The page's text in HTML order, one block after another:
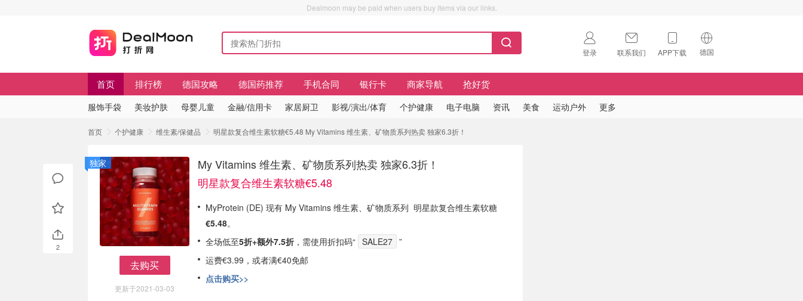
Dealmoon may be paid when users buy items via our links.
登录 联系我们 APP下载 德国
🇺🇸
首页 排行榜 德国攻略 德国药推荐 手机合同 银行卡 商家导航 抢好货
服饰手袋 美妆护肤 母婴儿童 金融/信用卡 家居厨卫 影视/演出/体育 个护健康 电子电脑 资讯 美食 运动户外 更多
首页 个护健康 维生素/保健品 明星款复合维生素软糖€5.48 My Vitamins 维生素、矿物质系列热卖 独家6.3折！
去购买
更新于2021-03-03
独家
My Vitamins 维生素、矿物质系列热卖 独家6.3折！
明星款复合维生素软糖€5.48
MyProtein (DE) 现有 My Vitamins 维生素、矿物质系列 明星款复合维生素软糖
€5.48。
全场低至5折+额外7.5折 ，需使用折扣码“ SALE27 ”
运费€3.99，或者满€40免邮
点击购买>>
2